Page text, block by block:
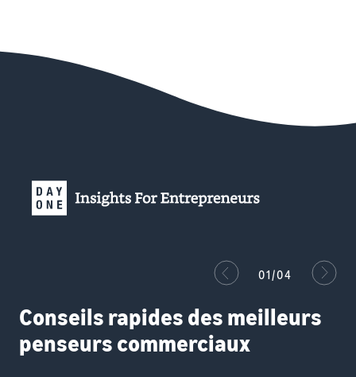
Conseils rapides des meilleurs
penseurs commerciaux
01/04